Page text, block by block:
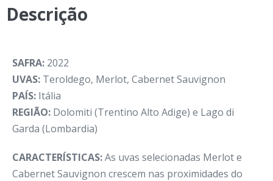
Descrição
SAFRA: 2022
UVAS: Teroldego, Merlot, Cabernet Sauvignon
PAÍS: Itália
REGIÃO: Dolomiti (Trentino Alto Adige) e Lago di
Garda (Lombardia)
CARACTERÍSTICAS:As uvas selecionadas Merlot e
Cabernet Sauvignon crescem nas proximidades do